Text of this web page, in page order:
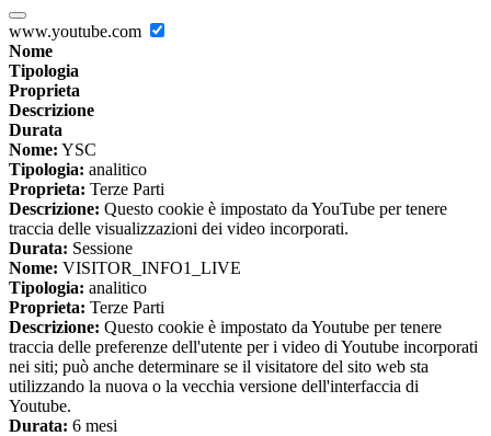
www.youtube.com
Nome
Tipologia
Proprieta
Descrizione
Durata
Nome: YSC
Tipologia: analitico
Proprieta: Terze Parti
Descrizione: Questo cookie è impostato da YouTube per tenere
traccia delle visualizzazioni dei video incorporati.
Durata: Sessione
Nome: VISITOR_INFO1_LIVE
Tipologia: analitico
Proprieta: Terze Parti
Descrizione: Questo cookie è impostato da Youtube per tenere
traccia delle preferenze dell'utente per i video di Youtube incorporati
nei siti; può anche determinare se il visitatore del sito web sta
utilizzando la nuova o la vecchia versione dell'interfaccia di
Youtube.
Durata: 6 mesi